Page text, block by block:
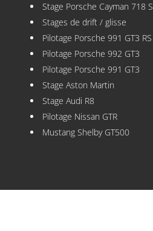
Stage Porsche Cayman 718 S
Stages de drift / glisse
Pilotage Porsche 991 GT3 RS
Pilotage Porsche 992 GT3
Pilotage Porsche 991 GT3
Stage Aston Martin
Stage Audi R8
Pilotage Nissan GTR
Mustang Shelby GT500